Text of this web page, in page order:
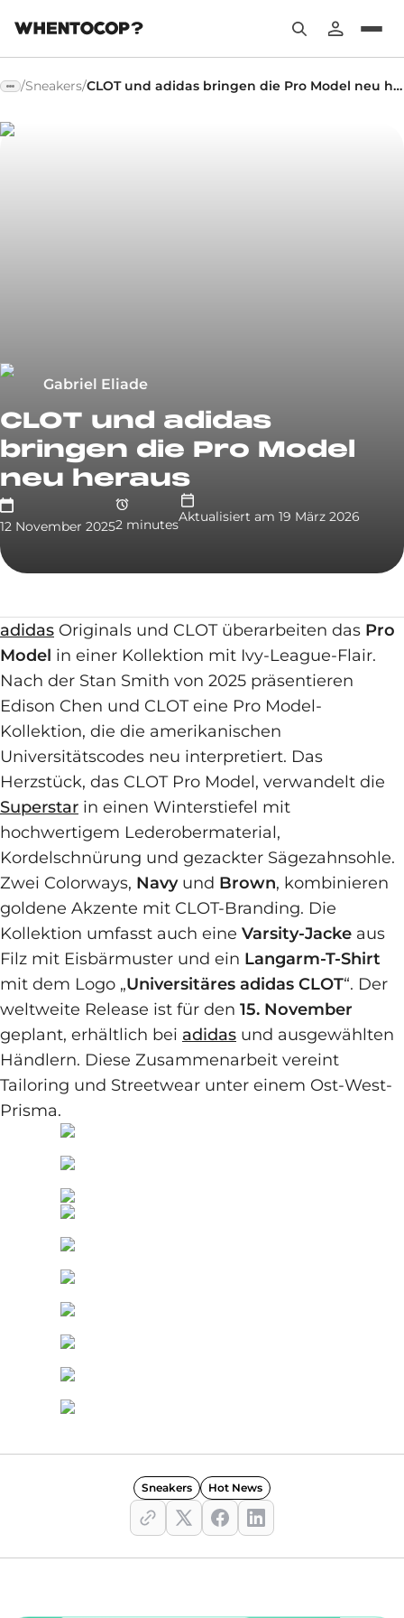
/Sneakers/ CLOT und adidas bringen die Pro Model neu heraus
Gabriel Eliade
CLOT und adidas
bringen die Pro Model
neu heraus
12 November 20252 minutesAktualisiert am 19 März 2026
adidas Originals und CLOT überarbeiten das Pro
Model in einer Kollektion mit Ivy-League-Flair.
Nach der Stan Smith von 2025 präsentieren
Edison Chen und CLOT eine Pro Model-
Kollektion, die die amerikanischen
Universitätscodes neu interpretiert. Das
Herzstück, das CLOT Pro Model, verwandelt die
Superstar in einen Winterstiefel mit
hochwertigem Lederobermaterial,
Kordelschnürung und gezackter Sägezahnsohle.
Zwei Colorways, Navyund Brown, kombinieren
goldene Akzente mit CLOT-Branding. Die
Kollektion umfasst auch eine Varsity-Jacke aus
Filz mit Eisbärmuster und ein Langarm-T-Shirt
mit dem Logo „Universitäres adidas CLOT“. Der
weltweite Release ist für den 15. November
geplant, erhältlich bei adidas und ausgewählten
Händlern. Diese Zusammenarbeit vereint
Tailoring und Streetwear unter einem Ost-West-
Prisma.
Sneakers Hot News